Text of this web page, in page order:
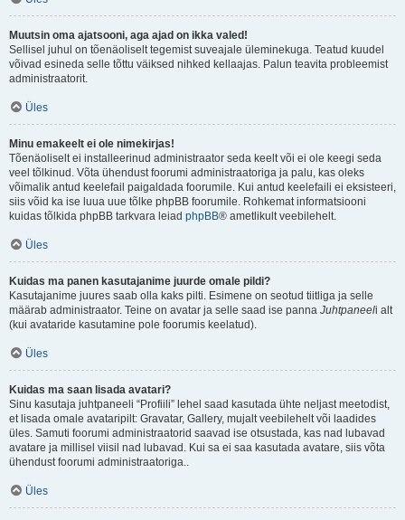
Muutsin oma ajatsooni, aga ajad on ikka valed!
Sellisel juhul on tõenäoliselt tegemist suveajale üleminekuga. Teatud kuudel
võivad esineda selle tõttu väiksed nihked kellaajas. Palun teavita probleemist
administraatorit.
Üles
Minu emakeelt ei ole nimekirjas!
Tõenäoliselt ei installeerinud administraator seda keelt või ei ole keegi seda
veel tõlkinud. Võta ühendust foorumi administraatoriga ja palu, kas oleks
võimalik antud keelefail paigaldada foorumile. Kui antud keelefaili ei eksisteeri,
siis võid ka ise luua uue tõlke phpBB foorumile. Rohkemat informatsiooni
kuidas tõlkida phpBB tarkvara leiad phpBB® ametlikult veebilehelt.
Üles
Kuidas ma panen kasutajanime juurde omale pildi?
Kasutajanime juures saab olla kaks pilti. Esimene on seotud tiitliga ja selle
määrab administraator. Teine on avatar ja selle saad ise panna Juhtpaneeli alt
(kui avataride kasutamine pole foorumis keelatud).
Üles
Kuidas ma saan lisada avatari?
Sinu kasutaja juhtpaneeli “Profiili” lehel saad kasutada ühte neljast meetodist,
et lisada omale avataripilt: Gravatar, Gallery, mujalt veebilehelt või laadides
üles. Samuti foorumi administraatorid saavad ise otsustada, kas nad lubavad
avatare ja millisel viisil nad lubavad. Kui sa ei saa kasutada avatare, siis võta
ühendust foorumi administraatoriga..
Üles